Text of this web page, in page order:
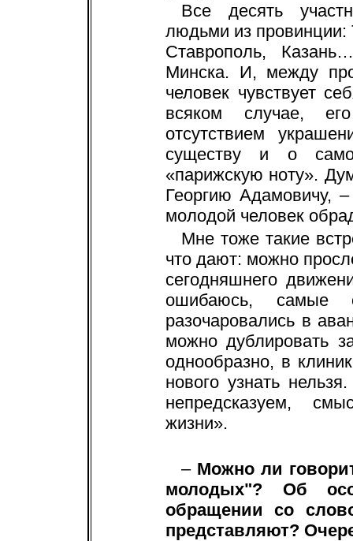
Все десять
людьми из провинции:
Ставрополь,
Минска. И, между
человек чувствует
всяком случае,
отсутствием
существу и о
«парижскую ноту».
Георгию Адамовичу,
молодой человек
Мне тоже такие
что дают: можно
сегодняшнего
ошибаюсь, самые
разочаровались в
можно дублировать
однообразно, в
нового узнать
непредсказуем,
жизни».
– Можно ли
молодых"? Об
обращении со
представляют?